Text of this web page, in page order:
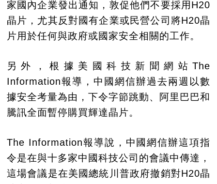
家國內企業發出通知，敦促他們不要採用H20
晶片，尤其反對國有企業或民營公司將H20晶
片用於任何與政府或國家安全相關的工作。
另外，根據美國科技新聞網站The
Information報導，中國網信辦過去兩週以數
據安全考量為由，下令字節跳動、阿里巴巴和
騰訊全面暫停購買輝達晶片。
The Information報導說，中國網信辦這項指
令是在與十多家中國科技公司的會議中傳達，
這場會議是在美國總統川普政府撤銷對H20晶